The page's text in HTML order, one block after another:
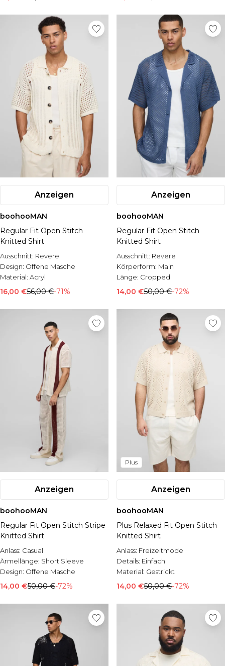
Anzeigen
boohooMAN
Regular Fit Open Stitch
Knitted Shirt
Ausschnitt: Revere
Design: Offene Masche
Material: Acryl
16,00 €56,00 €-71%
Anzeigen
boohooMAN
Regular Fit Open Stitch
Knitted Shirt
Ausschnitt: Revere
Körperform: Main
Länge: Cropped
14,00 €50,00 €-72%
Anzeigen
boohooMAN
Regular Fit Open Stitch Stripe
Knitted Shirt
Anlass: Casual
Ärmellänge: Short Sleeve
Design: Offene Masche
14,00 €50,00 €-72%
Plus
Anzeigen
boohooMAN
Plus Relaxed Fit Open Stitch
Knitted Shirt
Anlass: Freizeitmode
Details: Einfach
Material: Gestrickt
14,00 €50,00 €-72%